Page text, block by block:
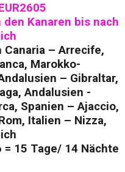
Kanaren bis nach
Canaria – Arrecife,
Marokko-
– Gibraltar,
Andalusien -
Spanien – Ajaccio,
Italien – Nizza,
15 Tage/ 14 Nächte